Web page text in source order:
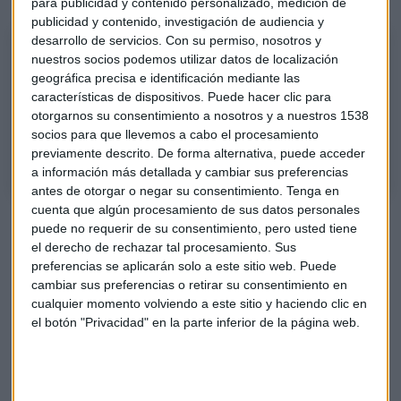
publicidad y contenido, investigación de audiencia y
desarrollo de servicios. Con su permiso, nosotros y
nuestros socios podemos utilizar datos de localización
geográfica precisa e identificación mediante las
características de dispositivos. Puede hacer clic para
otorgarnos su consentimiento a nosotros y a nuestros 1538
socios para que llevemos a cabo el procesamiento
previamente descrito. De forma alternativa, puede acceder
a información más detallada y cambiar sus preferencias
antes de otorgar o negar su consentimiento. Tenga en
cuenta que algún procesamiento de sus datos personales
puede no requerir de su consentimiento, pero usted tiene
el derecho de rechazar tal procesamiento. Sus
preferencias se aplicarán solo a este sitio web. Puede
cambiar sus preferencias o retirar su consentimiento en
cualquier momento volviendo a este sitio y haciendo clic en
el botón "Privacidad" en la parte inferior de la página web.
Consultorio de fondos de inversión con José María Luna, socio de
Luna Sevilla Asesores patrinianles
Considera que los aranceles de Donald Trump generan volatilidad pero
también ofrecen oportunidades de inversión. Escucha aquí el
consultorio completo.